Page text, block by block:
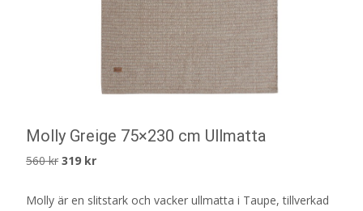
Molly Greige 75×230 cm Ullmatta
560kr Det
priset
319 krDet
priset
Molly är en slitstark och vacker ullmatta i Taupe, tillverkad